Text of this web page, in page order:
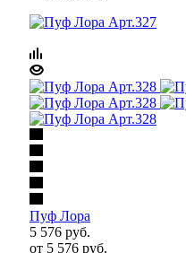
Пуф Лора
5 576 руб.
от 5 576 руб.